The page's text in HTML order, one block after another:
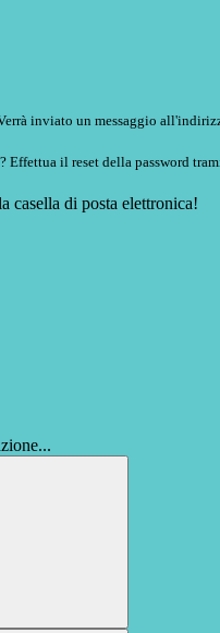
inviato un messaggio
Effettua il reset della password
casella di posta elettronica!